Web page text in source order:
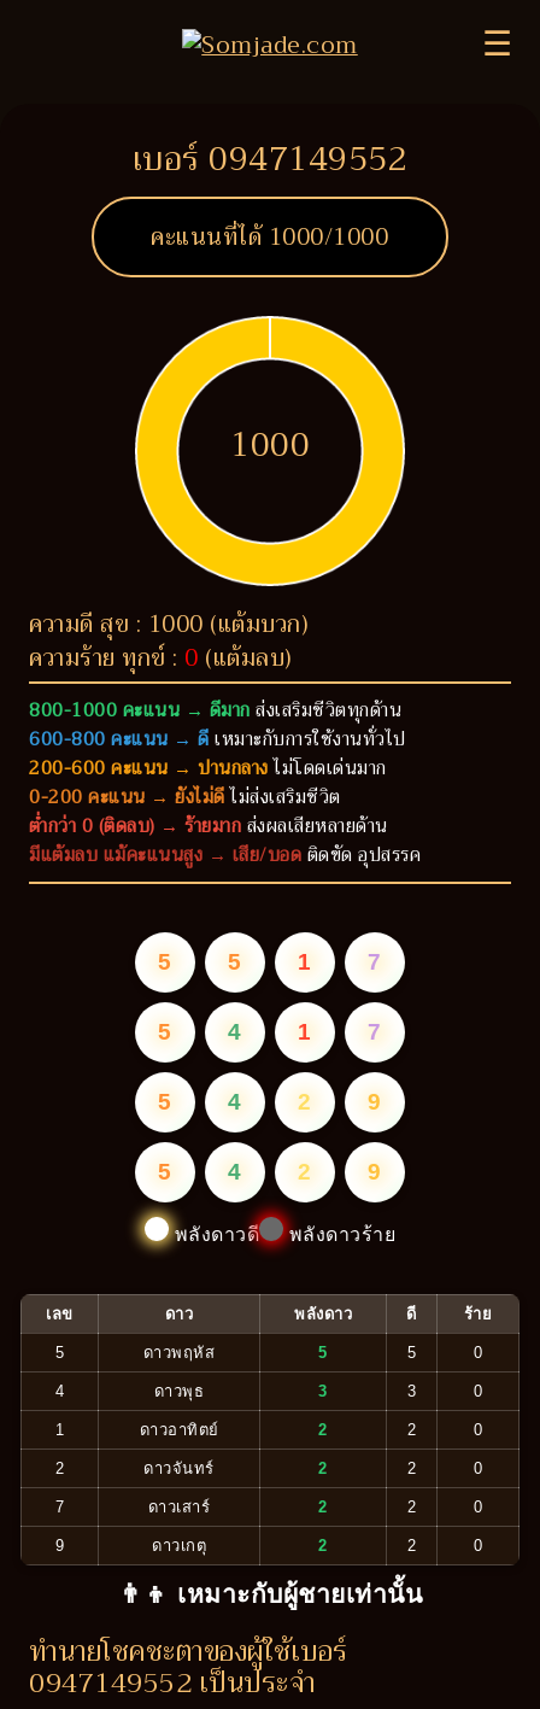
☰
เบอร์ 0947149552
คะแนนที่ได้ 1000/1000
1000
ความดี สุข : 1000 (แต้มบวก)
ความร้าย ทุกข์ : 0 (แต้มลบ)
800-1000 คะแนน → ดีมากส่งเสริมชีวิตทุกด้าน
600-800 คะแนน → ดีเหมาะกับการใช้งานทั่วไป
200-600 คะแนน → ปานกลางไม่โดดเด่นมาก
0-200 คะแนน → ยังไม่ดีไม่ส่งเสริมชีวิต
ต่ำกว่า 0 (ติดลบ) → ร้ายมากส่งผลเสียหลายด้าน
มีแต้มลบ แม้คะแนนสูง → เสีย/บอดติดขัด อุปสรรค
5 5 1 7
5 4 1 7
5 4 2 9
5 4 2 9
พลังดาวดี พลังดาวร้าย
เลข ดาว พลังดาว ดี ร้าย
5 ดาวพฤหัส 5 5 0
4 ดาวพุธ 3 3 0
1 ดาวอาทิตย์ 2 2 0
2 ดาวจันทร์ 2 2 0
7 ดาวเสาร์ 2 2 0
9 ดาวเกตุ 2 2 0
👨‍👦 เหมาะกับผู้ชายเท่านั้น
ทำนายโชคชะตาของผู้ใช้เบอร์
0947149552 เป็นประจำ